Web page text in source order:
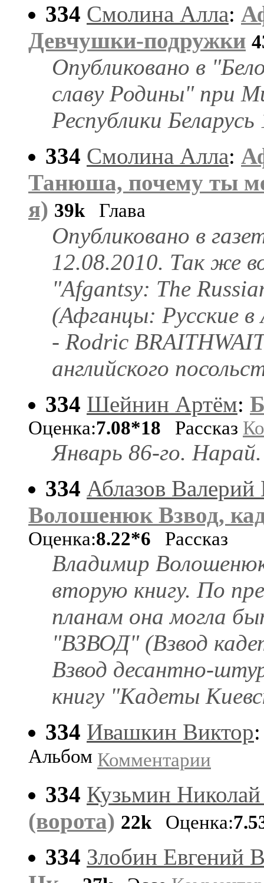
334 Смолина Алла:
Дeвчушки-подружки
Опубликовано в
славу Родины" при
Республики
334 Смолина Алла:
Танюшa, почему ты
я) 39k Глава
Опубликовано в
12.08.2010. Так же
"Afgantsy: The
(Афганцы: Русские
- Rodric
английского
334 Шейнин Артём:
Оценка:7.08*18 Рассказ
Январь 86-го. Нарай.
334 Аблазов Валерий
Волошенюк Взвод,
Оценка:8.22*6 Рассказ
Владимир
вторую книгу. По
планам она могла
"ВЗВОД" (Взвод
Взвод десантно-
книгу "Кадеты
334 Ивашкин Виктор
Альбом Комментарии
334 Кузьмин
(ворота) 22k Оценка:
334 Злобин Евгений